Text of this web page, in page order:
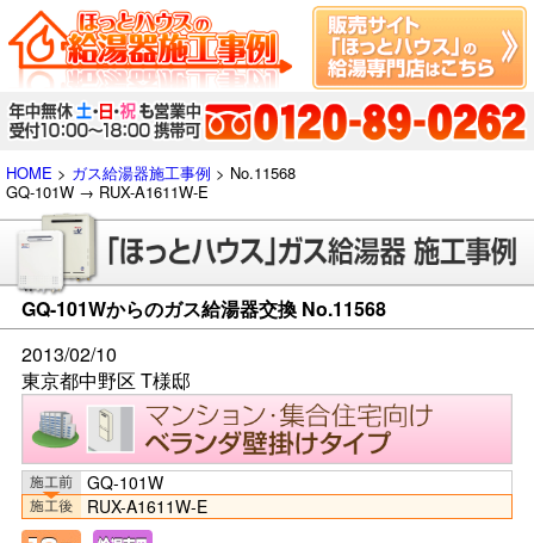
HOME > ガス給湯器施工事例 > No.11568
GQ-101W → RUX-A1611W-E
GQ-101Wからのガス給湯器交換 No.11568
2013/02/10
東京都中野区 T様邸
GQ-101W
RUX-A1611W-E